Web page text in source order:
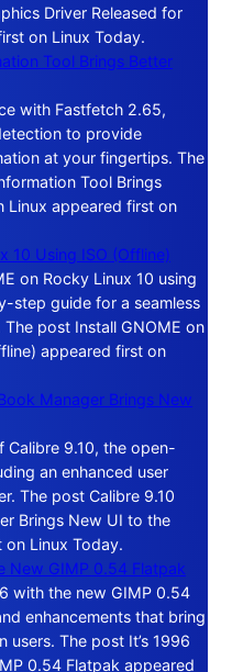
Driver Released for
on Linux Today.
Tool Brings Better
with Fastfetch 2.65,
to provide
at your fingertips. The
Tool Brings
Linux appeared first on
10 Using ISO (Offline)
on Rocky Linux 10 using
step guide for a seamless
post Install GNOME on
appeared first on
Manager Brings New
Calibre 9.10, the open-
an enhanced user
The post Calibre 9.10
Brings New UI to the
on Linux Today.
New GIMP 0.54 Flatpak
with the new GIMP 0.54
enhancements that bring
The post It’s 1996
0.54 Flatpak appeared